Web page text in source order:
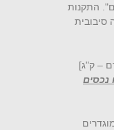
התקנות
סיבובית
– ק"ג]
נכסים